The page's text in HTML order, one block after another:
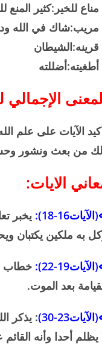
للخير:كثير المنع
مريب:شاك في الله
الآيات على علم
من بعث ونشور
الايات:
18):
يخبر
به ملكين يكتبان
22):
خطاب
بعد الموت.
30)
: يذكر
يظلم أحدا وأنه